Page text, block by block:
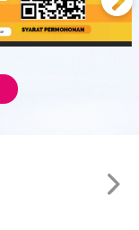
Next